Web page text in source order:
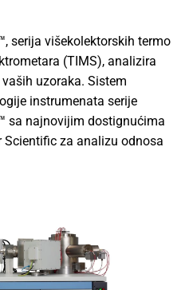
serija višekolektorskih termo
(TIMS), analizira
uzoraka. Sistem
instrumenata serije
sa najnovijim dostignućima
za analizu odnosa